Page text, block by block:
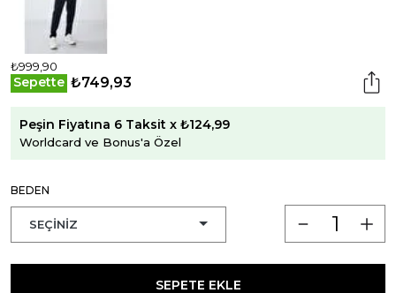
₺999,90
Sepette ₺749,93
Peşin Fiyatına 6 Taksit x ₺124,99
Worldcard ve Bonus'a Özel
BEDEN
SEPETE EKLE